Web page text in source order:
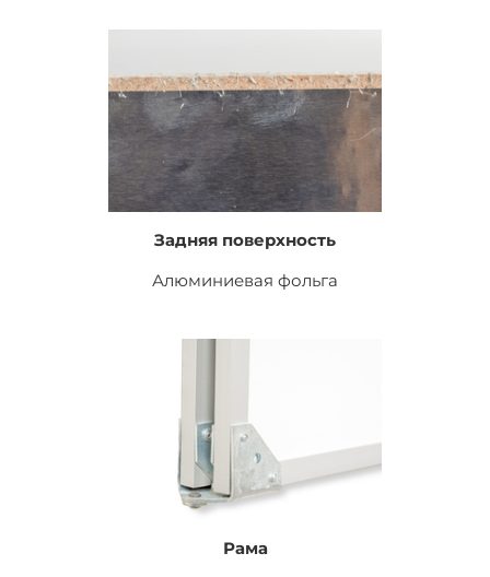
Задняя поверхность
Алюминиевая фольга
Рама